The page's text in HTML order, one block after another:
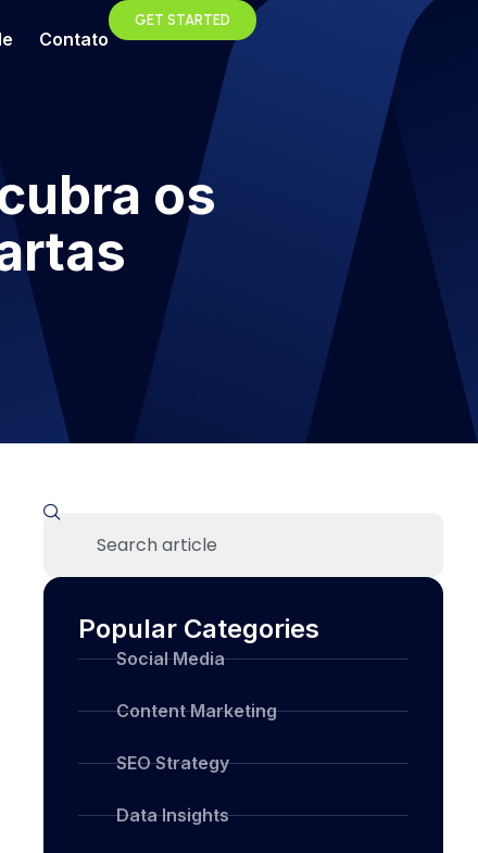
Contato
GET STARTED
os
Popular Categories
Social Media
Content Marketing
SEO Strategy
Data Insights